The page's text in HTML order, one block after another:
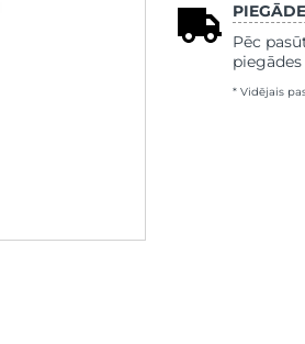
Pēc
* Vidējais